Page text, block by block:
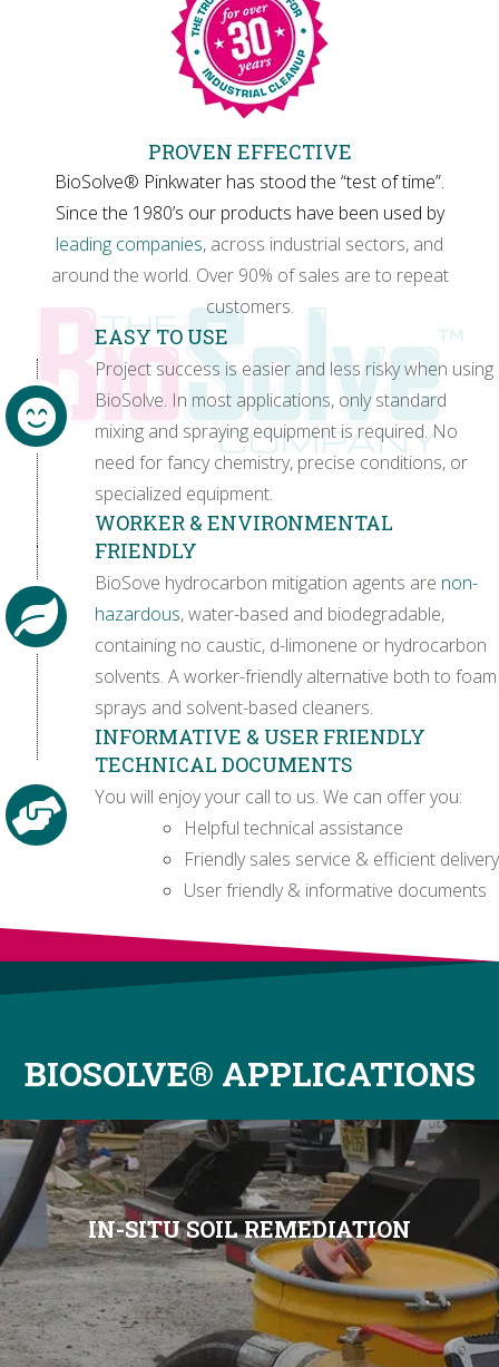
PROVEN EFFECTIVE
BioSolve® Pinkwater has stood the “test of time”.
Since the 1980’s our products have been used by
leading companies, across industrial sectors, and
around the world. Over 90% of sales are to repeat
customers.
EASY TO USE
Project success is easier and less risky when using
BioSolve. In most applications, only standard
mixing and spraying equipment is required. No
need for fancy chemistry, precise conditions, or
specialized equipment.
WORKER & ENVIRONMENTAL
FRIENDLY
BioSove hydrocarbon mitigation agents are non-
hazardous, water-based and biodegradable,
containing no caustic, d-limonene or hydrocarbon
solvents. A worker-friendly alternative both to foam
sprays and solvent-based cleaners.
INFORMATIVE & USER FRIENDLY
TECHNICAL DOCUMENTS
You will enjoy your call to us. We can offer you:
Helpful technical assistance
Friendly sales service & efficient delivery
User friendly & informative documents
BIOSOLVE® APPLICATIONS
IN-SITU SOIL REMEDIATION